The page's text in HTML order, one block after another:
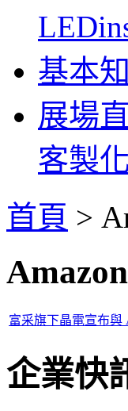
基本
展場
客製
首頁 >
Amazon
富采旗下晶電宣布與
企業快